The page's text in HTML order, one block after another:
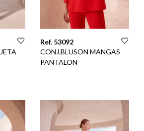
Ref. 53092
CONJ.BLUSON MANGAS
PANTALON